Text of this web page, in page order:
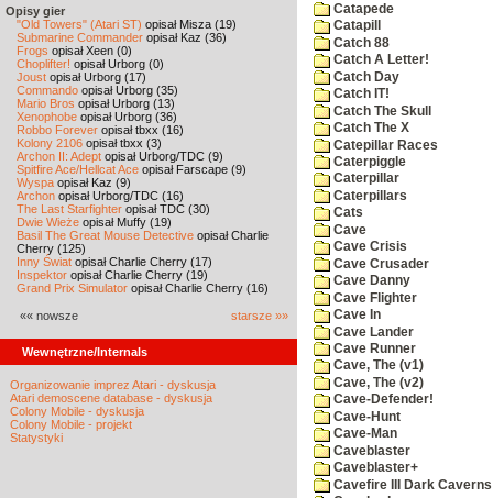
Opisy gier
"Old Towers" (Atari ST) opisał Misza (19)
Submarine Commander opisał Kaz (36)
Frogs opisał Xeen (0)
Choplifter! opisał Urborg (0)
Joust opisał Urborg (17)
Commando opisał Urborg (35)
Mario Bros opisał Urborg (13)
Xenophobe opisał Urborg (36)
Robbo Forever opisał tbxx (16)
Kolony 2106 opisał tbxx (3)
Archon II: Adept opisał Urborg/TDC (9)
Spitfire Ace/Hellcat Ace opisał Farscape (9)
Wyspa opisał Kaz (9)
Archon opisał Urborg/TDC (16)
The Last Starfighter opisał TDC (30)
Dwie Wieże opisał Muffy (19)
Basil The Great Mouse Detective opisał Charlie
Cherry (125)
Inny Świat opisał Charlie Cherry (17)
Inspektor opisał Charlie Cherry (19)
Grand Prix Simulator opisał Charlie Cherry (16)
«« nowsze starsze »»
Wewnętrzne/Internals
Organizowanie imprez Atari - dyskusja
Atari demoscene database - dyskusja
Colony Mobile - dyskusja
Colony Mobile - projekt
Statystyki
Catapede
Catapill
Catch 88
Catch A Letter!
Catch Day
Catch IT!
Catch The Skull
Catch The X
Catepillar Races
Caterpiggle
Caterpillar
Caterpillars
Cats
Cave
Cave Crisis
Cave Crusader
Cave Danny
Cave Flighter
Cave In
Cave Lander
Cave Runner
Cave, The (v1)
Cave, The (v2)
Cave-Defender!
Cave-Hunt
Cave-Man
Caveblaster
Caveblaster+
Cavefire III Dark Caverns